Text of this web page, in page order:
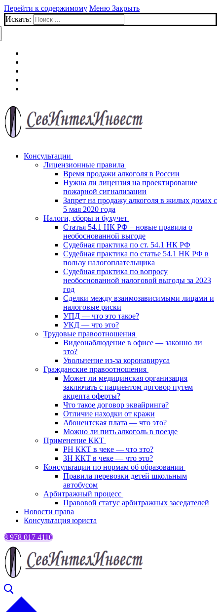
Перейти к содержимому Меню Закрыть
Искать:
Консультации
Лицензионные правила
Время продажи алкоголя в России
Нужна ли лицензия на проектирование
пожарной сигнализации
Запрет на продажу алкоголя в жилых домах с
5 мая 2020 года
Налоги, сборы и бухучет
Статья 54.1 НК РФ – новые правила о
необоснованной выгоде
Судебная практика по ст. 54.1 НК РФ
Судебная практика по статье 54.1 НК РФ в
пользу налогоплательщика
Судебная практика по вопросу
необоснованной налоговой выгоды за 2023
год
Сделки между взаимозависимыми лицами и
налоговые риски
УПД — что это такое?
УКД — что это?
Трудовые правоотношения
Видеонаблюдение в офисе — законно ли
это?
Увольнение из-за коронавируса
Гражданские правоотношения
Может ли медицинская организация
заключать с пациентом договор путем
акцепта оферты?
Что такое договор эквайринга?
Отличие находки от кражи
Абонентская плата — что это?
Можно ли пить алкоголь в поезде
Применение ККТ
РН ККТ в чеке — что это?
ЗН ККТ в чеке — что это?
Консультации по нормам об образовании
Правила перевозки детей школьным
автобусом
Арбитражный процесс
Правовой статус арбитражных заседателей
Новости права
Консультация юриста
8 978 017 4110